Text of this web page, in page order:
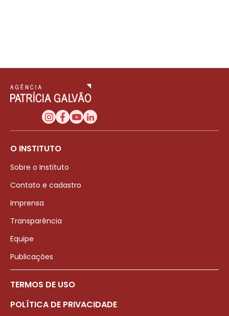
O INSTITUTO
Sobre o Instituto
Contato e cadastro
Imprensa
Transparência
Equipe
Publicações
TERMOS DE USO
POLÍTICA DE PRIVACIDADE